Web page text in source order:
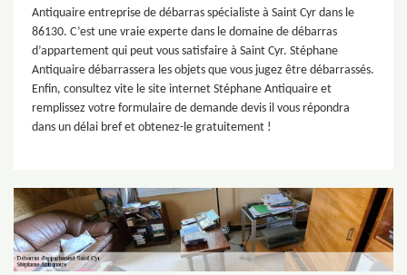
Antiquaire entreprise de débarras spécialiste à Saint Cyr dans le
86130. C’est une vraie experte dans le domaine de débarras
d’appartement qui peut vous satisfaire à Saint Cyr. Stéphane
Antiquaire débarrassera les objets que vous jugez être débarrassés.
Enfin, consultez vite le site internet Stéphane Antiquaire et
remplissez votre formulaire de demande devis il vous répondra
dans un délai bref et obtenez-le gratuitement !